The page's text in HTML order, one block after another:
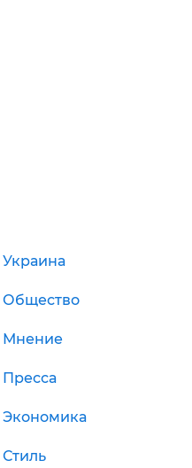
Украина
Общество
Мнение
Пресса
Экономика
Стиль